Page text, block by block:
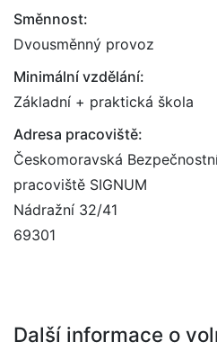
Směnnost:
Dvousměnný provoz
Minimální vzdělání:
Základní + praktická škola
Adresa pracoviště:
Českomoravská
pracoviště SIGNUM
Nádražní 32/41
69301
Další informace o